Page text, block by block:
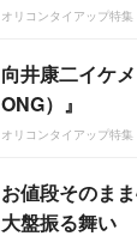
オリコンタイアップ特集
向井康二イケ
ONG）』
オリコンタイアップ特集
お値段そのま
大盤振る舞い